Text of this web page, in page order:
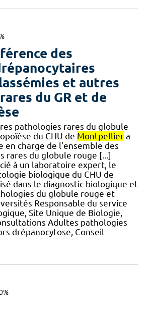
des
et autres
du GR et de
pathologies rares du globule
du CHU de Montpellier a
en charge de l’ensemble des
rares du globule rouge [...]
à un laboratoire expert, le
biologique du CHU de
dans le diagnostic biologique et
du globule rouge et
Responsable du service
Site Unique de Biologie,
Adultes pathologies
drépanocytose, Conseil